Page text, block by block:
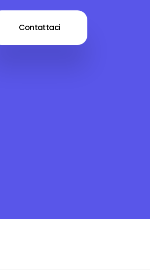
Contattaci